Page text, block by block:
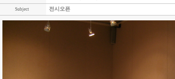
Subject 전시오픈